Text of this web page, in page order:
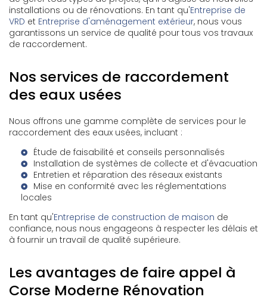
installations ou de rénovations. En tant qu'Entreprise de
VRD et Entreprise d'aménagement extérieur, nous vous
garantissons un service de qualité pour tous vos travaux
de raccordement.
Nos services de raccordement
des eaux usées
Nous offrons une gamme complète de services pour le
raccordement des eaux usées, incluant :
Étude de faisabilité et conseils personnalisés
Installation de systèmes de collecte et d'évacuation
Entretien et réparation des réseaux existants
Mise en conformité avec les réglementations
locales
En tant qu'Entreprise de construction de maison de
confiance, nous nous engageons à respecter les délais et
à fournir un travail de qualité supérieure.
Les avantages de faire appel à
Corse Moderne Rénovation